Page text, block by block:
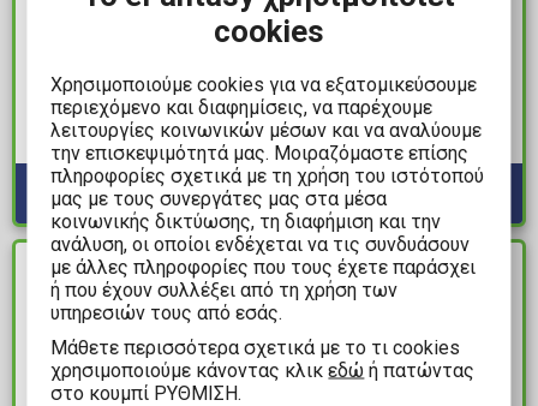
Episode 2 Αυθεντική
Αφίσα (31x22cm)
Διαθέσιμα: 1
24,99€
Hallows Γυναικείο T-
Shirt
Διαθέσιμα: 3
ΔΙΑΘΕΣΙΜΟ ΔΙΑΘΕΣΙΜΟ
cookies
Χρησιμοποιούμε cookies για να εξατομικεύσουμε
περιεχόμενο και διαφημίσεις, να παρέχουμε
λειτουργίες κοινωνικών μέσων και να αναλύουμε
την επισκεψιμότητά μας. Μοιραζόμαστε επίσης
πληροφορίες σχετικά με τη χρήση του ιστότοπού
μας με τους συνεργάτες μας στα μέσα
κοινωνικής δικτύωσης, τη διαφήμιση και την
ανάλυση, οι οποίοι ενδέχεται να τις συνδυάσουν
με άλλες πληροφορίες που τους έχετε παράσχει
ή που έχουν συλλέξει από τη χρήση των
υπηρεσιών τους από εσάς.
Mάθετε περισσότερα σχετικά με το τι cookies
χρησιμοποιούμε κάνοντας κλικεδώ ή πατώντας
στο κουμπί ΡΥΘΜΙΣΗ.